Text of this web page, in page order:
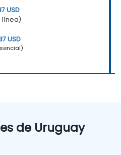
USD
línea)
USD
de Uruguay